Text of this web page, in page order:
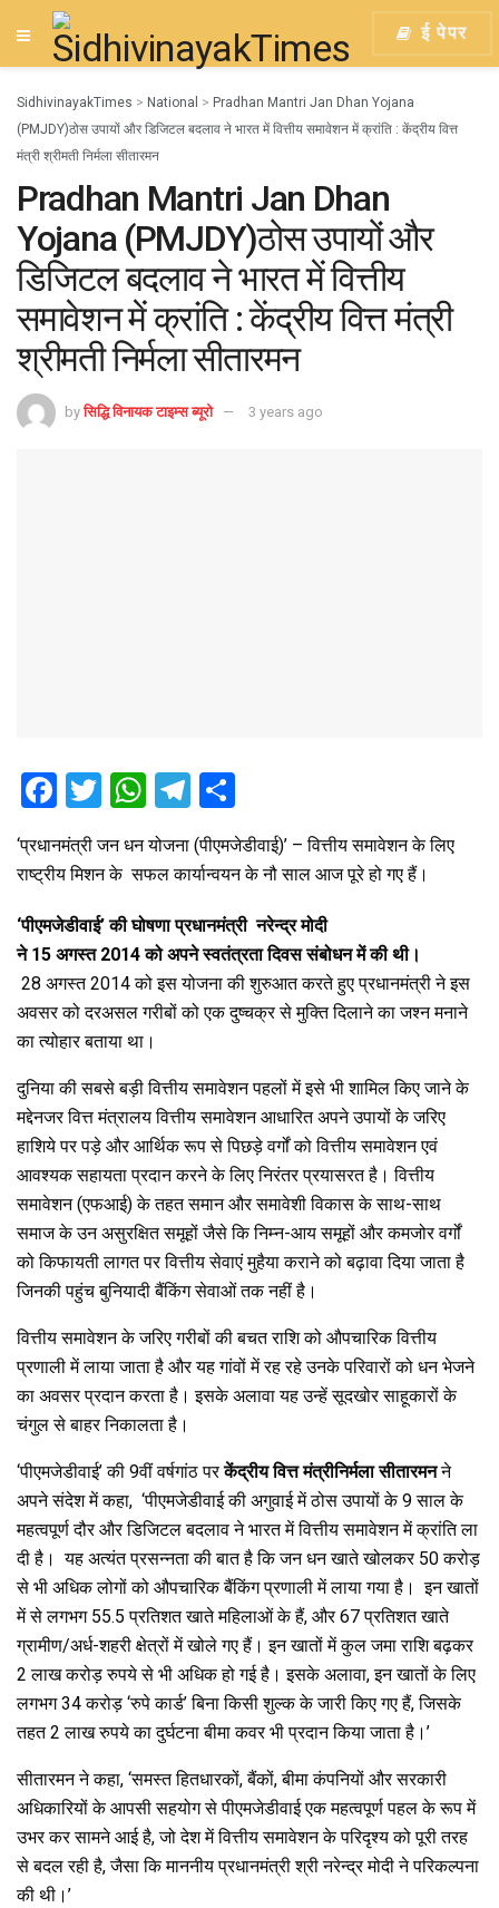
ई पेपर
SidhivinayakTimes > National > Pradhan Mantri Jan Dhan Yojana
(PMJDY)ठोस उपायों और डिजिटल बदलाव ने भारत में वित्तीय समावेशन में क्रांति : केंद्रीय वित्त
मंत्री श्रीमती निर्मला सीतारमन
Pradhan Mantri Jan Dhan
Yojana (PMJDY)ठोस उपायों और
डिजिटल बदलाव ने भारत में वित्तीय
समावेशन में क्रांति : केंद्रीय वित्त मंत्री
श्रीमती निर्मला सीतारमन
by सिद्धि विनायक टाइम्स ब्यूरो 3 years ago
F
a
ce
o
o
k
T
tt
W
h
at
A
p
p
T
el
e
a
m
h
ar
‘प्रधानमंत्री जन धन योजना (पीएमजेडीवाई)’ – वित्तीय समावेशन के लिए
राष्ट्रीय मिशन के सफल कार्यान्वयन के नौ साल आज पूरे हो गए हैं।
‘पीएमजेडीवाई’की घोषणा प्रधानमंत्री नरेन्द्र मोदी
ने 15 अगस्त 2014को अपने स्वतंत्रता दिवस संबोधन में की थी।
28 अगस्त 2014 को इस योजना की शुरुआत करते हुए प्रधानमंत्री ने इस
अवसर को दरअसल गरीबों को एक दुष्चक्र से मुक्ति दिलाने का जश्न मनाने
का त्योहार बताया था।
दुनिया की सबसे बड़ी वित्तीय समावेशन पहलों में इसे भी शामिल किए जाने के
मद्देनजर वित्त मंत्रालय वित्तीय समावेशन आधारित अपने उपायों के जरिए
हाशिये पर पड़े और आर्थिक रूप से पिछड़े वर्गों को वित्तीय समावेशन एवं
आवश्‍यक सहायता प्रदान करने के लिए निरंतर प्रयासरत है। वित्तीय
समावेशन (एफआई) के तहत समान और समावेशी विकास के साथ-साथ
समाज के उन असुरक्षित समूहों जैसे कि निम्न-आय समूहों और कमजोर वर्गों
को किफायती लागत पर वित्तीय सेवाएं मुहैया कराने को बढ़ावा दिया जाता है
जिनकी पहुंच बुनियादी बैंकिंग सेवाओं तक नहीं है।
वित्तीय समावेशन के जरिए गरीबों की बचत राशि को औपचारिक वित्तीय
प्रणाली में लाया जाता है और यह गांवों में रह रहे उनके परिवारों को धन भेजने
का अवसर प्रदान करता है। इसके अलावा यह उन्हें सूदखोर साहूकारों के
चंगुल से बाहर निकालता है।
‘पीएमजेडीवाई’ की 9वीं वर्षगांठ परकेंद्रीय वित्त मंत्रीनिर्मला सीतारमनने
अपने संदेश में कहा, ‘पीएमजेडीवाई की अगुवाई में ठोस उपायों के 9 साल के
महत्‍वपूर्ण दौर और डिजिटल बदलाव ने भारत में वित्तीय समावेशन में क्रांति ला
दी है। यह अत्‍यंत प्रसन्‍नता की बात है कि जन धन खाते खोलकर 50 करोड़
से भी अधिक लोगों को औपचारिक बैंकिंग प्रणाली में लाया गया है। इन खातों
में से लगभग 55.5 प्रतिशत खाते महिलाओं के हैं, और 67 प्रतिशत खाते
ग्रामीण/अर्ध-शहरी क्षेत्रों में खोले गए हैं। इन खातों में कुल जमा राशि बढ़कर
2 लाख करोड़ रुपये से भी अधिक हो गई है। इसके अलावा, इन खातों के लिए
लगभग 34 करोड़ ‘रुपे कार्ड’ बिना किसी शुल्क के जारी किए गए हैं, जिसके
तहत 2 लाख रुपये का दुर्घटना बीमा कवर भी प्रदान किया जाता है।’
सीतारमन ने कहा, ‘समस्‍त हितधारकों, बैंकों, बीमा कंपनियों और सरकारी
अधिकारियों के आपसी सहयोग से पीएमजेडीवाई एक महत्वपूर्ण पहल के रूप में
उभर कर सामने आई है, जो देश में वित्तीय समावेशन के परिदृश्य को पूरी तरह
से बदल रही है, जैसा कि माननीय प्रधानमंत्री श्री नरेन्द्र मोदी ने परिकल्पना
की थी।’